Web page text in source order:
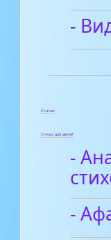
-
Статьи
Стихи для детей
-
-